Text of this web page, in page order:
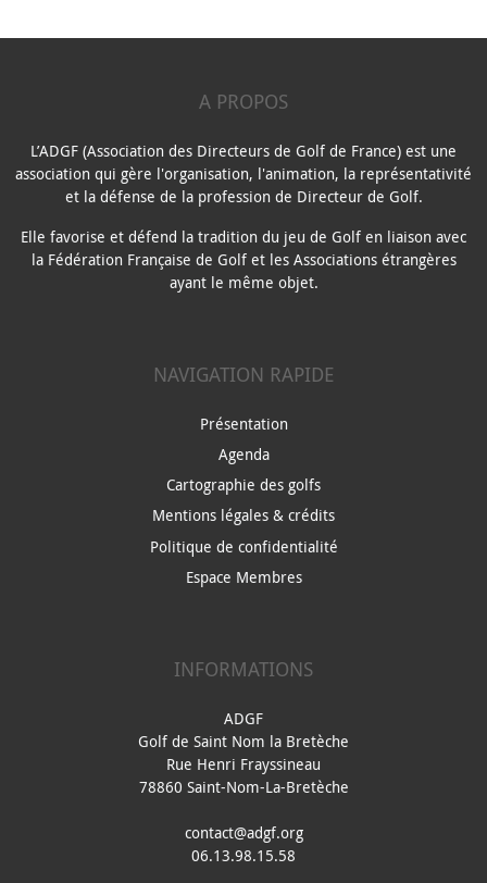
A PROPOS
L’ADGF (Association des Directeurs de Golf de France) est une
association qui gère l'organisation, l'animation, la représentativité
et la défense de la profession de Directeur de Golf.
Elle favorise et défend la tradition du jeu de Golf en liaison avec
la Fédération Française de Golf et les Associations étrangères
ayant le même objet.
NAVIGATION RAPIDE
Présentation
Agenda
Cartographie des golfs
Mentions légales & crédits
Politique de confidentialité
Espace Membres
INFORMATIONS
ADGF
Golf de Saint Nom la Bretèche
Rue Henri Frayssineau
78860 Saint-Nom-La-Bretèche
contact@adgf.org
06.13.98.15.58